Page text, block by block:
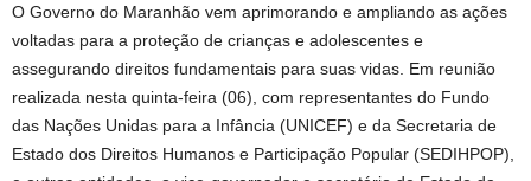
O Governo do Maranhão vem aprimorando e ampliando as ações
voltadas para a proteção de crianças e adolescentes e
assegurando direitos fundamentais para suas vidas. Em reunião
realizada nesta quinta-feira (06), com representantes do Fundo
das Nações Unidas para a Infância (UNICEF) e da Secretaria de
Estado dos Direitos Humanos e Participação Popular (SEDIHPOP),